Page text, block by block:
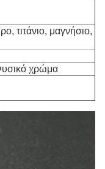
τιτάνιο, μαγνήσιο,
χρώμα